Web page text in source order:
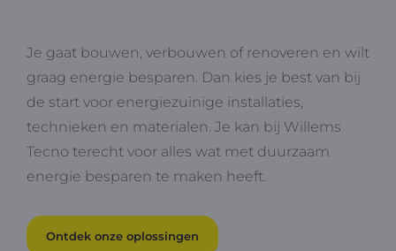
Je gaat bouwen, verbouwen of renoveren en wilt
graag energie besparen. Dan kies je best van bij
de start voor energiezuinige installaties,
technieken en materialen. Je kan bij Willems
Tecno terecht voor alles wat met duurzaam
energie besparen te maken heeft.
Ontdek onze oplossingen